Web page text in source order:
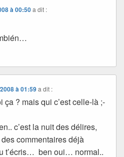
à 00:50a dit :
à 01:59 a dit :
ça ? mais qui c’est celle-là ;-
c’est la nuit des délires,
commentaires déjà
t’écris… ben oui… normal..